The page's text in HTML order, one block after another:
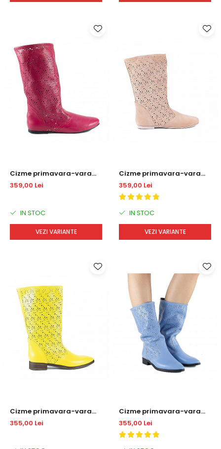
Cizme primavara-vara
DM1722
359,00 Lei
IN STOC
VEZI VARIANTE
Cizme primavara-vara
DM 1722
359,00 Lei
IN STOC
VEZI VARIANTE
Cizme primavara-vara
DM 2020
355,00 Lei
Cizme primavara-vara
DM 2020
355,00 Lei